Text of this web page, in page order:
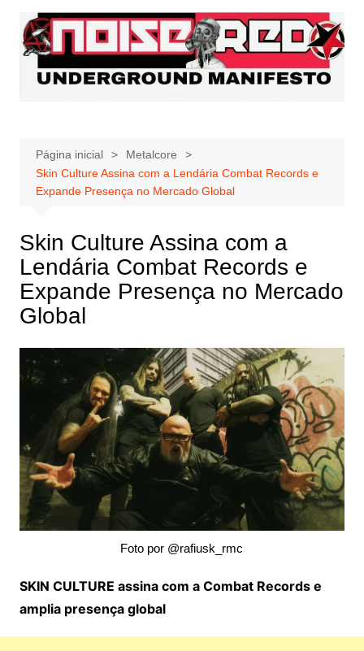
para
conteúdo
Página inicial
Metalcore
Skin Culture Assina com a Lendária Combat Records e
Expande Presença no Mercado Global
Skin Culture Assina com a
Lendária Combat Records e
Expande Presença no Mercado
Global
Foto por @rafiusk_rmc
SKIN CULTURE assina com a Combat Records e
amplia presença global